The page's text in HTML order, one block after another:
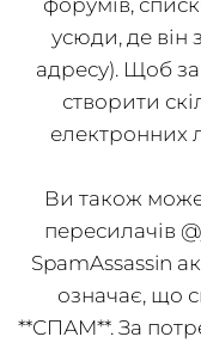
адресу
форумів,
усюди, де він
адресу). Щоб
створити
електронних
Ви також
пересилачів
SpamAssassin
означає, що